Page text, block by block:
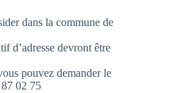
dans la commune de
d’adresse devront être
pouvez demander le
02 75